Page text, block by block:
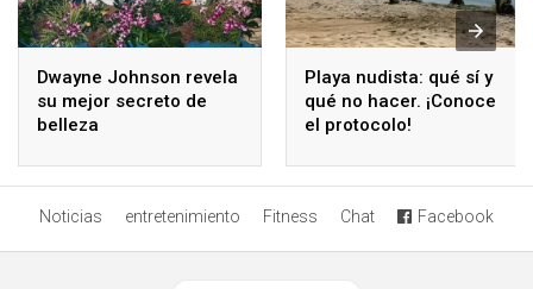
Dwayne Johnson revela
su mejor secreto de
belleza
Playa nudista: qué sí y
qué no hacer. ¡Conoce
el protocolo!
Noticias entretenimiento Fitness Chat Facebook